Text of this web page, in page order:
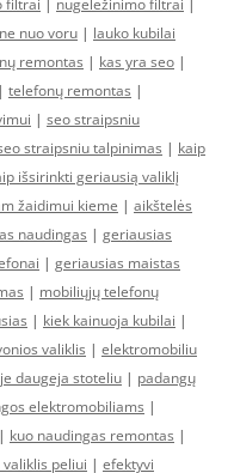
filtrai | nugeležinimo filtrai |
nuo voru | lauko kubilai
remontas | kas yra seo |
| telefonų remontas |
| seo straipsniu
straipsniu talpinimas | kaip
išsirinkti geriausią valiklį
žaidimui kieme | aikštelės
naudingas | geriausias
| geriausias maistas
| mobiliųjų telefonų
| kiek kainuoja kubilai |
valiklis | elektromobiliu
daugeja stoteliu | padangų
elektromobiliams |
| kuo naudingas remontas |
peliui | efektyvi